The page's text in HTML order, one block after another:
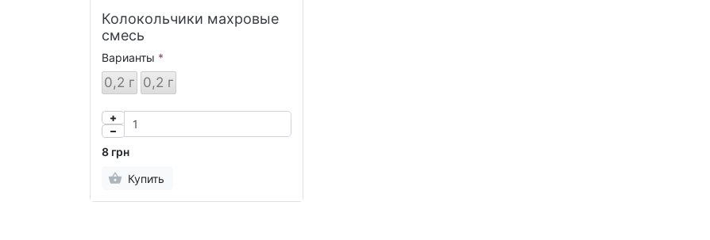
Колокольчики махровые
смесь
Варианты
0,2 г 0,2 г
8 грн
Купить